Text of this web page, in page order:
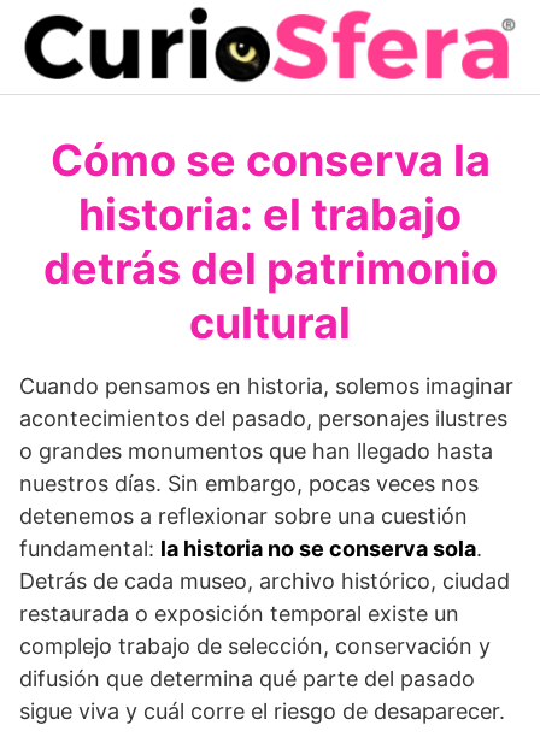
Saltar
contenido
Cómo se conserva la
historia: el trabajo
detrás del patrimonio
cultural
Cuando pensamos en historia, solemos imaginar
acontecimientos del pasado, personajes ilustres
o grandes monumentos que han llegado hasta
nuestros días. Sin embargo, pocas veces nos
detenemos a reflexionar sobre una cuestión
fundamental: la historia no se conserva sola.
Detrás de cada museo, archivo histórico, ciudad
restaurada o exposición temporal existe un
complejo trabajo de selección, conservación y
difusión que determina qué parte del pasado
sigue viva y cuál corre el riesgo de desaparecer.